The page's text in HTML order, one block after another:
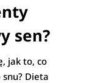
sen?
jak to, co
Dieta